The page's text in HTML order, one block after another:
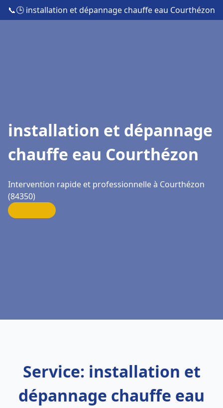
📞🕒 installation et dépannage chauffe eau Courthézon
installation et dépannage
chauffe eau Courthézon
Intervention rapide et professionnelle à Courthézon
(84350)
Service: installation et
dépannage chauffe eau